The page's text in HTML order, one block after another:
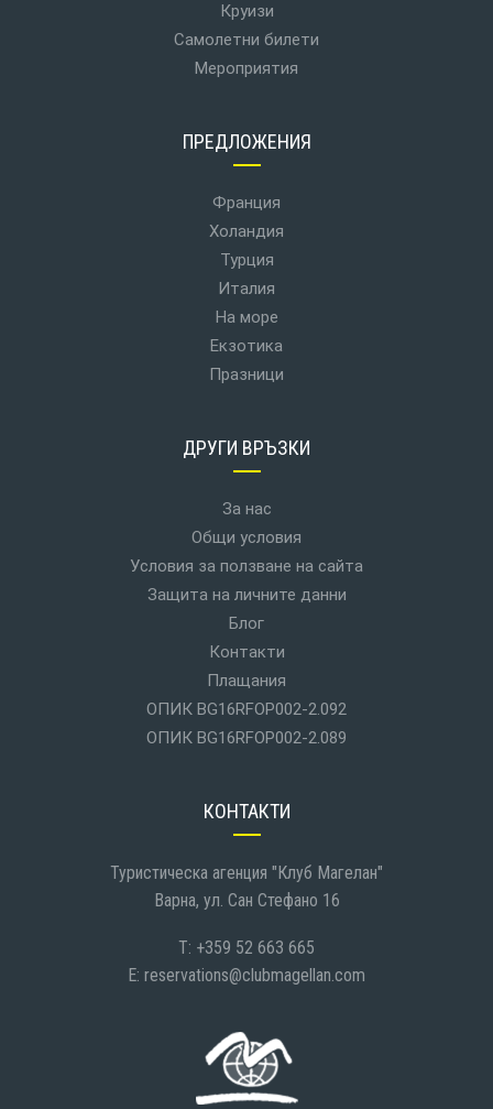
Круизи
Самолетни билети
Мероприятия
ПРЕДЛОЖЕНИЯ
Франция
Холандия
Турция
Италия
На море
Екзотика
Празници
ДРУГИ ВРЪЗКИ
За нас
Общи условия
Условия за ползване на сайта
Защита на личните данни
Блог
Контакти
Плащания
ОПИК BG16RFOP002-2.092
ОПИК BG16RFOP002-2.089
КОНТАКТИ
Туристическа агенция "Клуб Магелан"
Варна, ул. Сан Стефано 16
T: +359 52 663 665
E: reservations@clubmagellan.com